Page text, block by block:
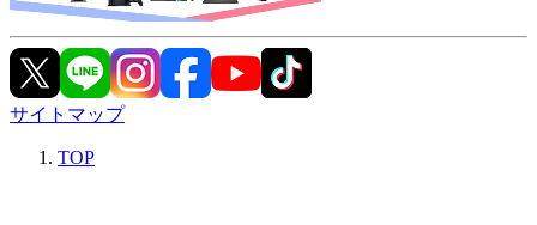
サイトマップ
TOP